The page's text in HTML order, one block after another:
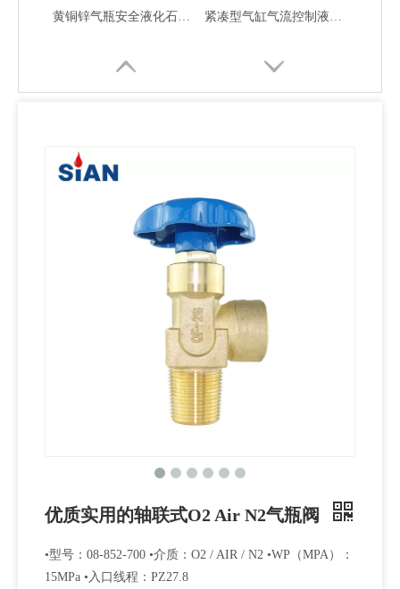
黄铜锌气瓶安全液化石油气阀 紧凑型气缸气流控制液化石油气阀
使用减压黄铜液化石油气阀烧烤
优质实用的轴联式O2 Air N2气瓶阀
•型号：08-852-700 •介质：O2 / AIR / N2 •WP（MPA）：
15MPa •入口线程：PZ27.8